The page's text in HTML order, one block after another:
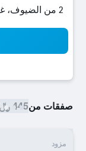
2 من الضيوف، غرفة واحدة
صفقات من445 ﷼
مزود